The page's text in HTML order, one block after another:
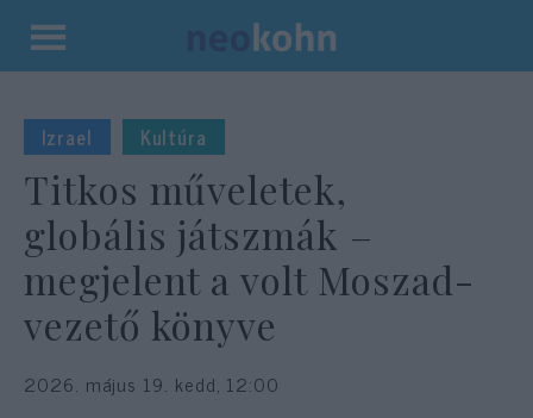
Kilépés
tartalomba
Izrael Kultúra
Titkos műveletek,
globális játszmák –
megjelent a volt Moszad-
vezető könyve
2026. május 19. kedd, 12:00